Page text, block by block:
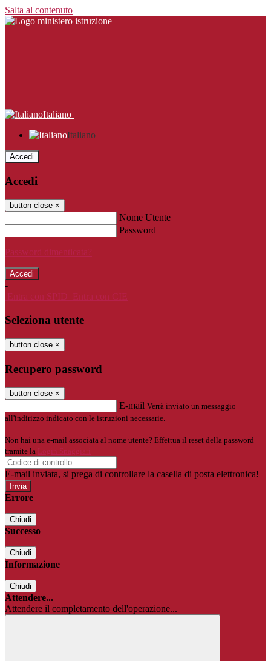
Salta al contenuto
Italiano
Italiano
Accedi
Accedi
button close ×
Nome Utente
Password
Password dimenticata?
-
Entra con SPID
Entra con CIE
Seleziona utente
button close ×
Recupero password
button close ×
E-mail Verrà inviato un messaggio
all'indirizzo indicato con le istruzioni necessarie.
Non hai una e-mail associata al nome utente? Effettua il reset della password
tramite la
Login Spaggiari
E-mail inviata, si prega di controllare la casella di posta elettronica!
Errore
Chiudi
Successo
Chiudi
Informazione
Chiudi
Attendere...
Attendere il completamento dell'operazione...